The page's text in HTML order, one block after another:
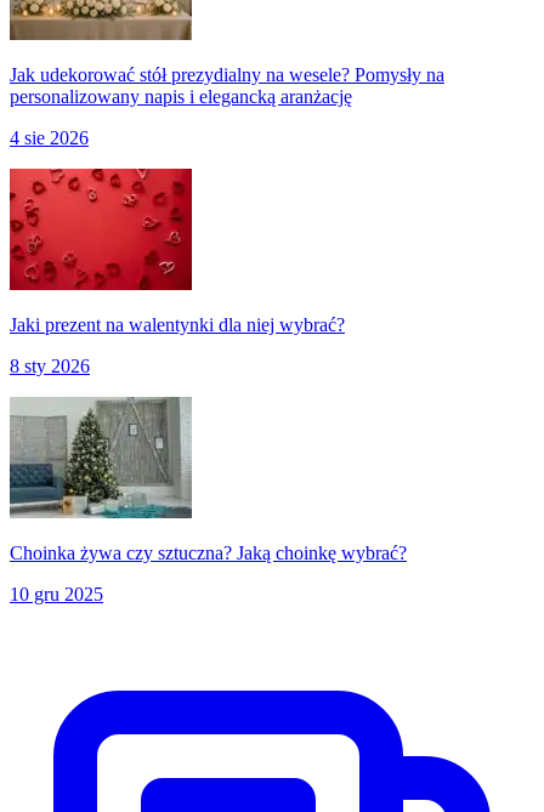
Jak udekorować stół prezydialny na wesele? Pomysły na
personalizowany napis i elegancką aranżację
4 sie 2026
Jaki prezent na walentynki dla niej wybrać?
8 sty 2026
Choinka żywa czy sztuczna? Jaką choinkę wybrać?
10 gru 2025